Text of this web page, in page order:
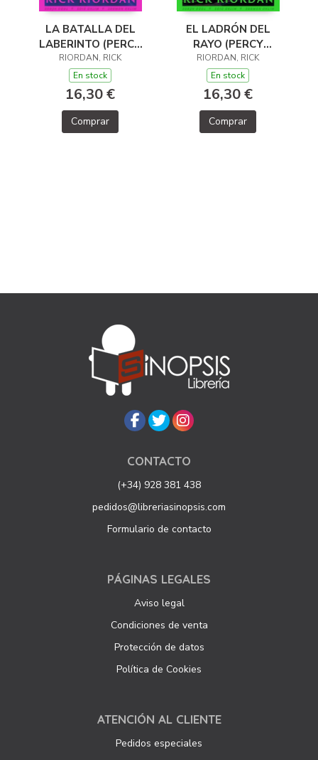
LA BATALLA DEL
LABERINTO (PERCY
JACKSON Y LOS
DIOSES DEL OLIMPO
4)
RIORDAN, RICK
En stock
16,30 €
Comprar
EL LADRÓN DEL
RAYO (PERCY
JACKSON Y LOS
DIOSES DEL OLIMPO
1)
RIORDAN, RICK
En stock
16,30 €
Comprar
CONTACTO
(+34) 928 381 438
pedidos@libreriasinopsis.com
Formulario de contacto
PÁGINAS LEGALES
Aviso legal
Condiciones de venta
Protección de datos
Política de Cookies
ATENCIÓN AL CLIENTE
Pedidos especiales